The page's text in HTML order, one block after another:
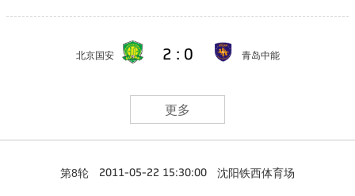
北京国安 2 : 0 青岛中能
更多
第8轮 2011-05-22 15:30:00 沈阳铁西体育场